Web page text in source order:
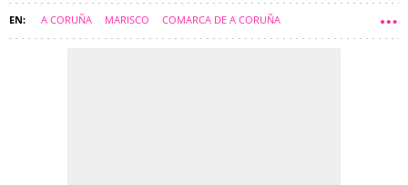
A CORUÑA MARISCO COMARCA DE A CORUÑA